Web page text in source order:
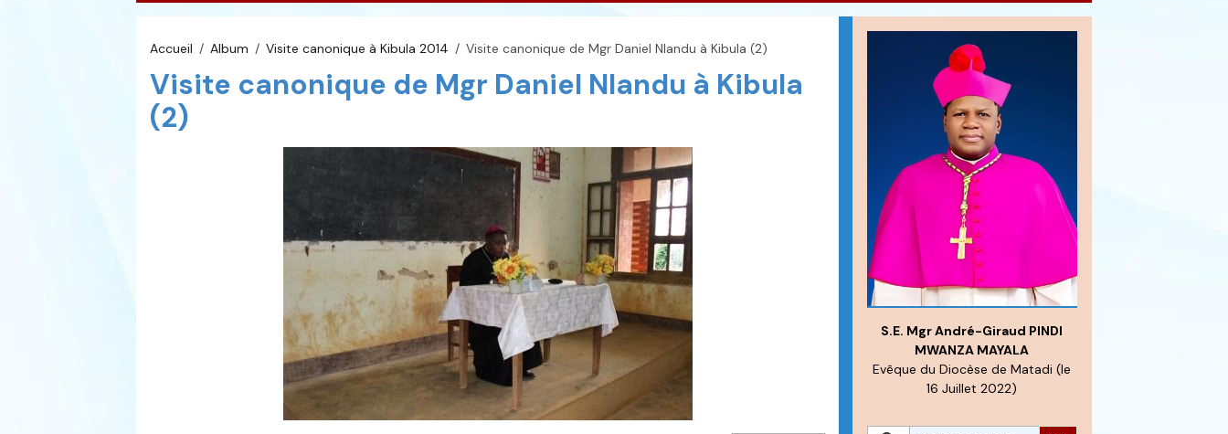
Accueil Album Visite canonique à Kibula 2014 Visite canonique de Mgr Daniel Nlandu à Kibula (2)
Visite canonique de Mgr Daniel Nlandu à Kibula
(2)
S.E. Mgr André-Giraud PINDI
MWANZA MAYALA
Evêque du Diocèse de Matadi (le
16 Juillet 2022)